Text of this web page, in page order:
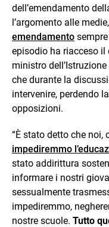
dell’emendamento
l’argomento alle
emendamento
episodio ha riacceso
ministro
che durante la
intervenire, perdendo
opposizioni.
“È stato detto che noi,
impediremmo
stato addirittura
informare i nostri
sessualmente
impediremmo,
nostre scuole. Tutto